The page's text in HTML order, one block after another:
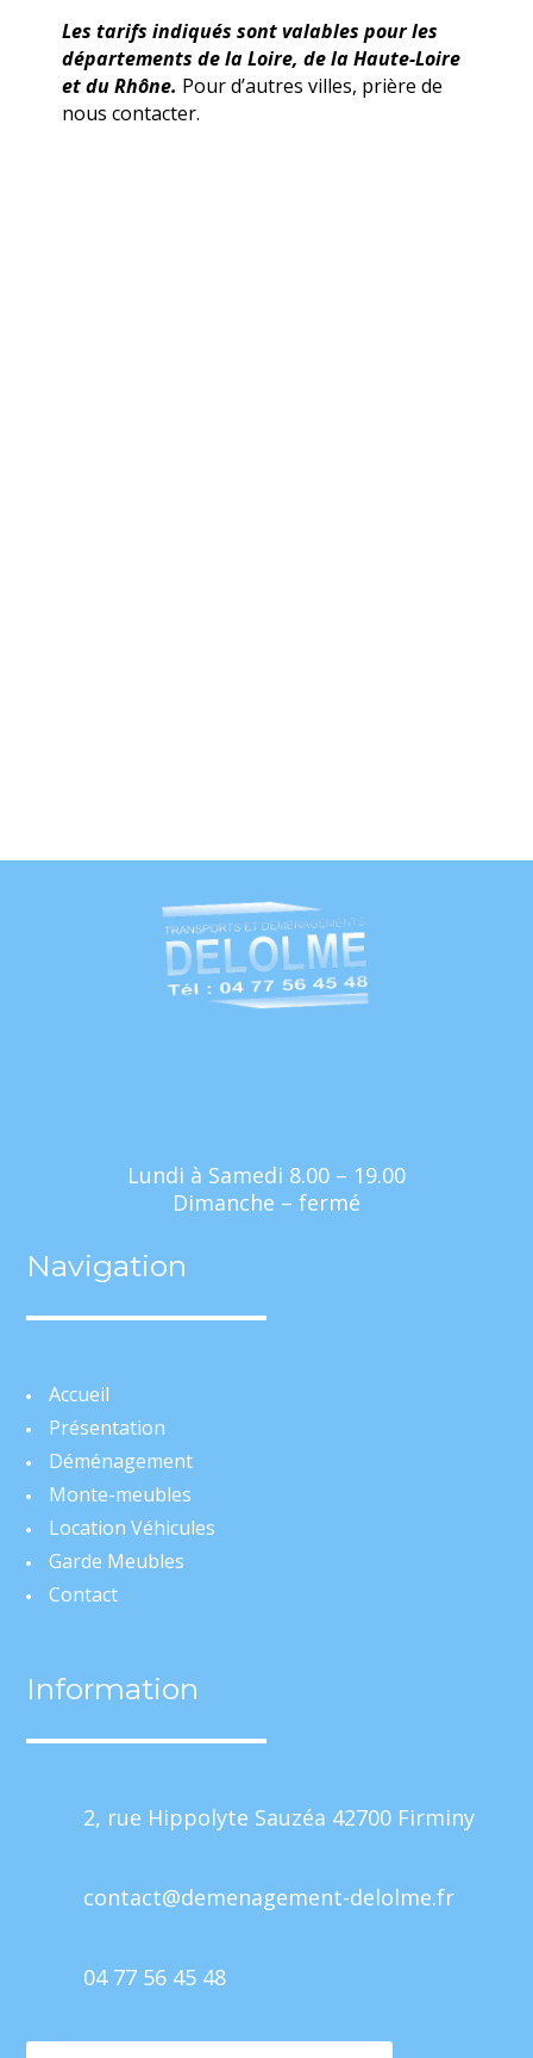
Les tarifs indiqués sont valables pour les
départements de la Loire, de la Haute-Loire
et du Rhône. Pour d’autres villes, prière de
nous contacter.
Lundi à Samedi 8.00 – 19.00
Dimanche – fermé
Navigation
Accueil
Présentation
Déménagement
Monte-meubles
Location Véhicules
Garde Meubles
Contact
Information
2, rue Hippolyte Sauzéa 42700 Firminy
contact@demenagement-delolme.fr
04 77 56 45 48